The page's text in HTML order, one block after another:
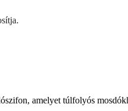
amelyet túlfolyós